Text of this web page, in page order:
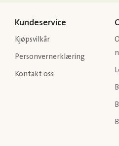
Kundeservice
Kjøpsvilkår
Personvernerklæring
Kontakt oss